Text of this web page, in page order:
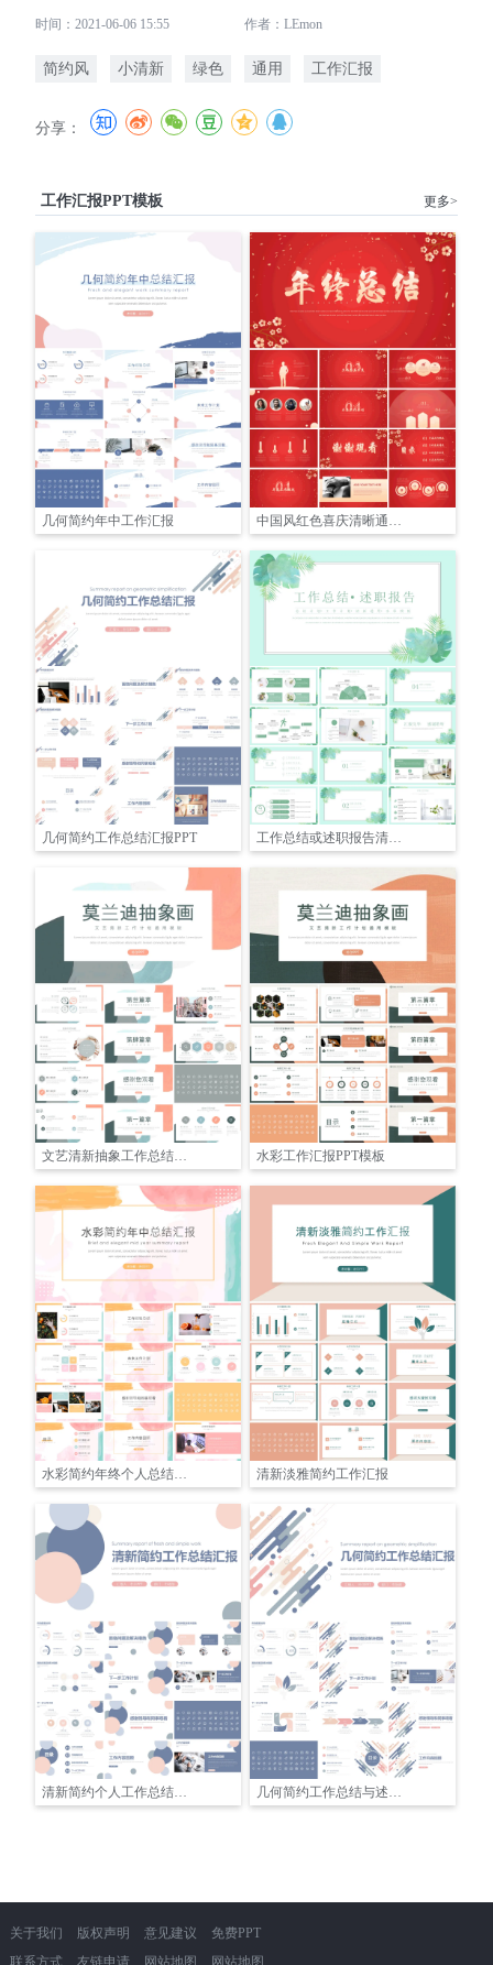
时间：2021-06-06 15:55 作者：LEmon
简约风 小清新 绿色 通用 工作汇报
分享：
工作汇报PPT模板 更多>
几何简约年中工作汇报
几何简约工作总结汇报PPT 工作总结或述职报告清新水彩模板
文艺清新抽象工作总结和述职报告通用模板 水彩工作汇报PPT模板
水彩简约年终个人总结汇报 清新淡雅简约工作汇报
清新简约个人工作总结汇报 几何简约工作总结与述职报告模板
关于我们
联系方式
版权声明
友链申请
意见建议
网站地图
免费PPT
网站地图